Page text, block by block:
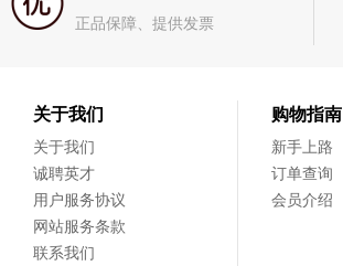
正品保障、提供发票
关于我们
关于我们
诚聘英才
用户服务协议
网站服务条款
联系我们
购物指南
新手上路
订单查询
会员介绍